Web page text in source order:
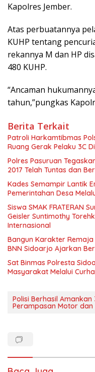
Kapolres Jember.
Atas perbuatannya
KUHP tentang
rekannya M dan HP
480 KUHP.
“Ancaman
tahun,”pungkas
Berita Terkait
Patroli Harkamtibmas
Ruang Gerak Pelaku 3C
Polres Pasuruan
2017 Telah Tuntas dan
Kades Semampir Lantik
Pemerintahan Desa
Siswa SMAK FRATERAN
Geisler Suntimothy
Internasional
Bangun Karakter Remaja
BNN Sidoarjo Ajarkan
Sat Binmas Polresta
Masyarakat Melalui
Polisi Berhasil
Perampasan Motor